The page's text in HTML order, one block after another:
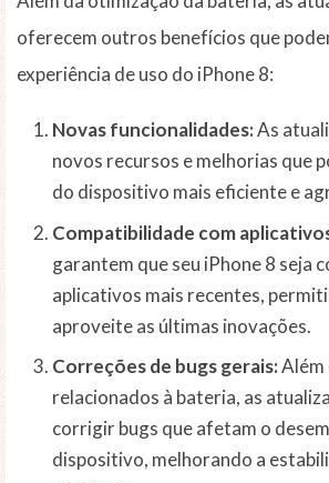
oferecem outros benefícios que
experiência de uso do iPhone 8:
Novas funcionalidades:As
novos recursos e melhorias que
do dispositivo mais eficiente e
Compatibilidade com
garantem que seu iPhone 8 seja
aplicativos mais recentes,
aproveite as últimas inovações.
Correções de bugs gerais:Além
relacionados à bateria, as
corrigir bugs que afetam o
dispositivo, melhorando a